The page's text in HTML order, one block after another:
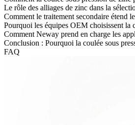
Le rôle des alliages de zinc dans la
Comment le traitement secondaire étend
Pourquoi les équipes OEM choisissent la
Comment Neway prend en charge les
Conclusion : Pourquoi la coulée sous
FAQ